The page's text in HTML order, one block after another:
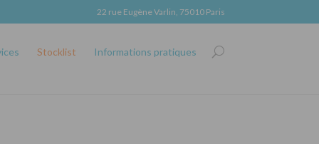
22 rue Eugène Varlin, 75010 Paris
Stocklist Informations pratiques